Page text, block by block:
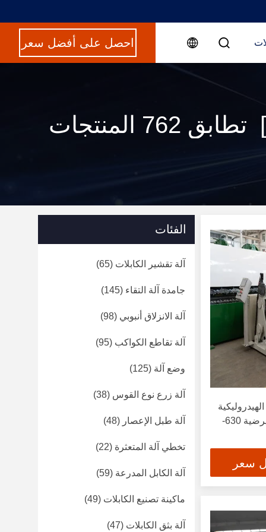
احصل على أفضل سعر
من النوع الناتئ مع حركة عرضية 630-
سعر
الفئات
آلة تقشير الكابلات (65)
جامدة آلة التقاء (145)
آلة الانزلاق أنبوبي (98)
آلة تقاطع الكواكب (95)
وضع آلة (125)
آلة زرع نوع القوس (38)
آلة طبل الإعصار (48)
تخطي آلة المتعثرة (22)
آلة الكابل المدرعة (59)
ماكينة تصنيع الكابلات (49)
آلة بثق الكابلات (47)